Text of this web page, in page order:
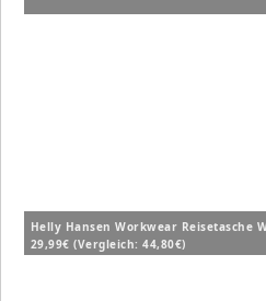
Helly Hansen Workwear Reisetasche
29,99€ (Vergleich: 44,80€)